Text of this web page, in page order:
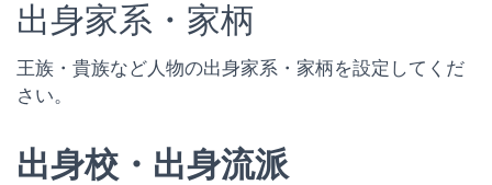
出身家系・家柄
王族・貴族など人物の出身家系・家柄を設定してくだ
さい。
出身校・出身流派